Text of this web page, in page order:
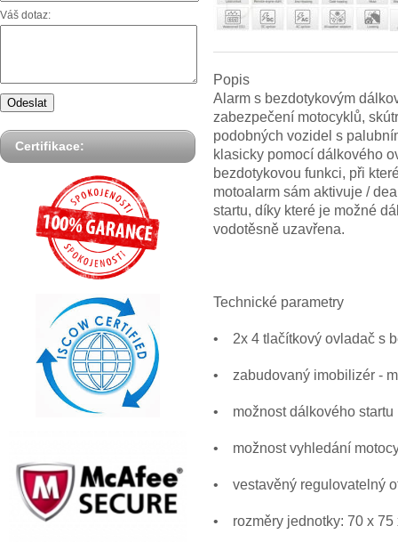
Váš dotaz:
Certifikace:
Popis
Alarm s bezdotykovým
zabezpečení motocyklů,
podobných vozidel s
klasicky pomocí dálkového
bezdotykovou funkci, při
motoalarm sám aktivuje /
startu, díky které je možné
vodotěsně uzavřena.
Technické parametry
• 2x 4 tlačítkový ovladač s
• zabudovaný imobilizér -
• možnost dálkového startu
• možnost vyhledání
• vestavěný regulovatelný
• rozměry jednotky: 70 x 75